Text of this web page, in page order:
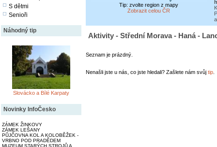
S dětmi
Senioři
Náhodný tip
Slovácko a Bílé Karpaty
Novinky InfoČesko
ZÁMEK ŽINKOVY
ZÁMEK LEŠANY
PŮJČOVNA KOL A KOLOBĚŽEK -
VRBNO POD PRADĚDEM
MUZEUM STARÝCH STROJŮ A
Tip: zvolte region z mapy
Zobrazit celou ČR
Aktivity - Střední Morava - Haná -
Seznam je prázdný.
Nenašli jste u nás, co jste hledali? Zašlete nám svůj tip